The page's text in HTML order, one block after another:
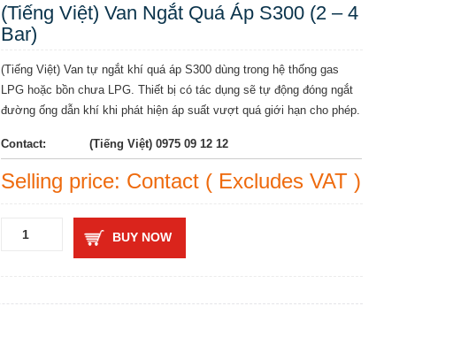
(Tiếng Việt) Van Ngắt Quá Áp S300 (2 – 4
Bar)
(Tiếng Việt) Van tự ngắt khí quá áp S300 dùng trong hệ thống gas
LPG hoặc bồn chưa LPG. Thiết bị có tác dụng sẽ tự động đóng ngắt
đường ống dẫn khí khi phát hiện áp suất vượt quá giới hạn cho phép.
Contact: (Tiếng Việt) 0975 09 12 12
Selling price: Contact ( Excludes VAT )
BUY NOW